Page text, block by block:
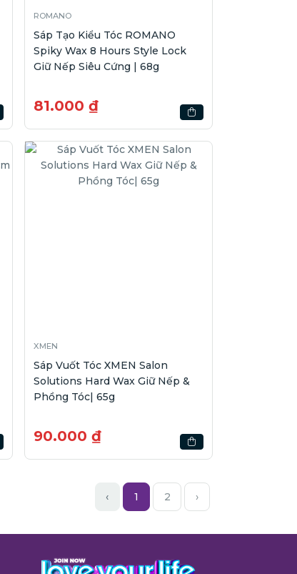
ROMANO
Sáp Tạo Kiểu Tóc ROMANO
Spiky Wax 8 Hours Style Lock
Giữ Nếp Siêu Cứng | 68g
81.000 ₫
XMEN
Sáp Vuốt Tóc XMEN Salon
Solutions Hard Wax Giữ Nếp &
Phồng Tóc| 65g
90.000 ₫
‹ 1 2 ›